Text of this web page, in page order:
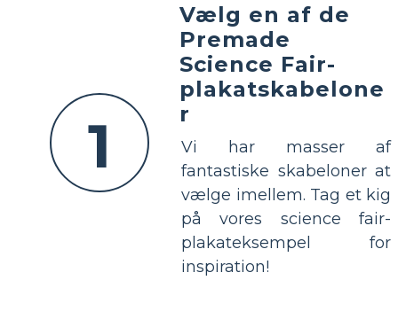
1
Vælg en af de
Premade
Science Fair-
plakatskabelone
r
Vi har masser af
fantastiske skabeloner at
vælge imellem. Tag et kig
på vores science fair-
plakateksempel for
inspiration!